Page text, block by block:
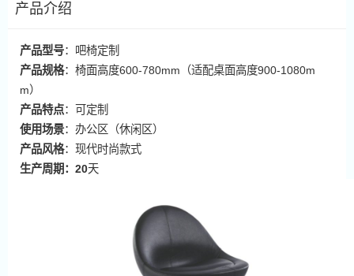
产品介绍
产品型号：吧椅定制
产品规格：椅面高度600-780mm（适配桌面高度900-1080m
m）
产品特点：可定制
使用场景：办公区（休闲区）
产品风格：现代时尚款式
生产周期：20天